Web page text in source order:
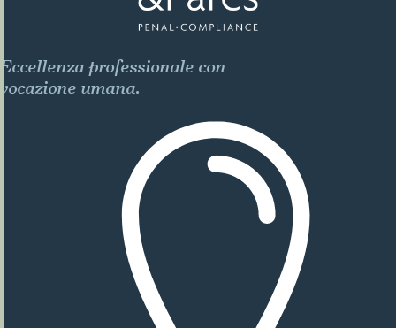
Eccellenza professionale con
vocazione umana.